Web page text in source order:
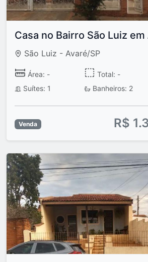
Casa no Bairro São Luiz em
São Luiz - Avaré/SP
Área: - Total: -
Suítes: 1
Banheiros: 2
Venda R$